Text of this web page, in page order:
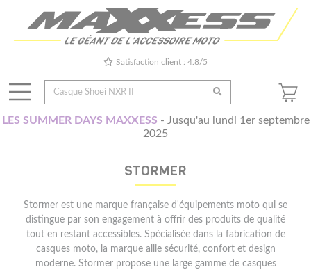
Satisfaction client : 4.8/5
LES SUMMER DAYS MAXXESS - Jusqu'au lundi 1er septembre
2025
STORMER
Stormer est une marque française d'équipements moto qui se
distingue par son engagement à offrir des produits de qualité
tout en restant accessibles. Spécialisée dans la fabrication de
casques moto, la marque allie sécurité, confort et design
moderne. Stormer propose une large gamme de casques